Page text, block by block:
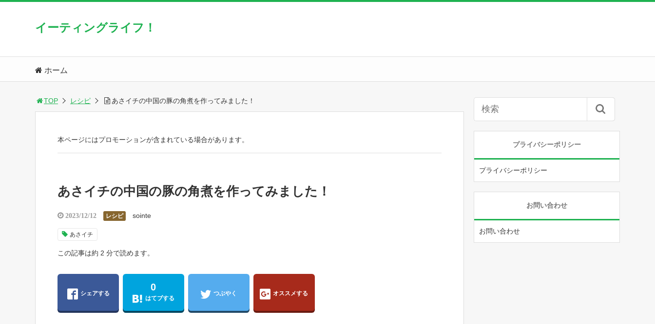
イーティングライフ！
ホーム
TOP レシピ あさイチの中国の豚の角煮を作ってみました！
本ページにはプロモーションが含まれている場合があります。
あさイチの中国の豚の角煮を作ってみました！
2023/12/12 レシピ sointe
あさイチ
この記事は約 2 分で読めます。
シェアする
0
はてブする
つぶやく オススメする
プライバシーポリシー
プライバシーポリシー
お問い合わせ
お問い合わせ